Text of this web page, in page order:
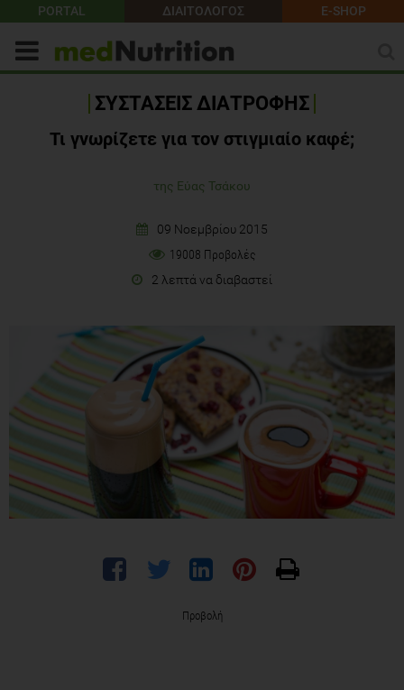
PORTAL ΔΙΑΙΤΟΛΟΓΟΣ E-SHOP
ΣΥΣΤΑΣΕΙΣ ΔΙΑΤΡΟΦΗΣ
Τι γνωρίζετε για τον στιγμιαίο καφέ;
της Εύας Τσάκου
09 Νοεμβρίου 2015
19008 Προβολές
2 λεπτά να διαβαστεί
Προβολή